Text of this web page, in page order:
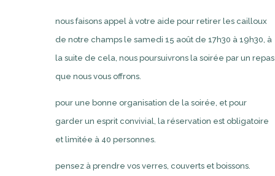
nous faisons appel à votre aide pour retirer les cailloux
de notre champs le samedi 15 août de 17h30 à 19h30, à
la suite de cela, nous poursuivrons la soirée par un repas
que nous vous offrons.
pour une bonne organisation de la soirée, et pour
garder un esprit convivial, la réservation est obligatoire
et limitée à 40 personnes.
pensez à prendre vos verres, couverts et boissons.